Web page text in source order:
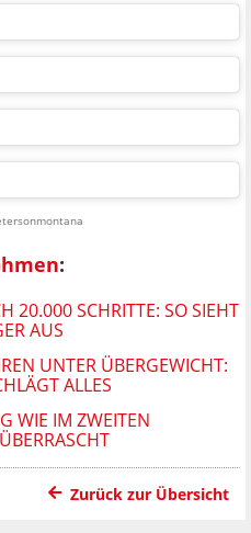
:
20.000 SCHRITTE: SO SIEHT
AUS
UNTER ÜBERGEWICHT:
ALLES
WIE IM ZWEITEN
Zurück zur Übersicht